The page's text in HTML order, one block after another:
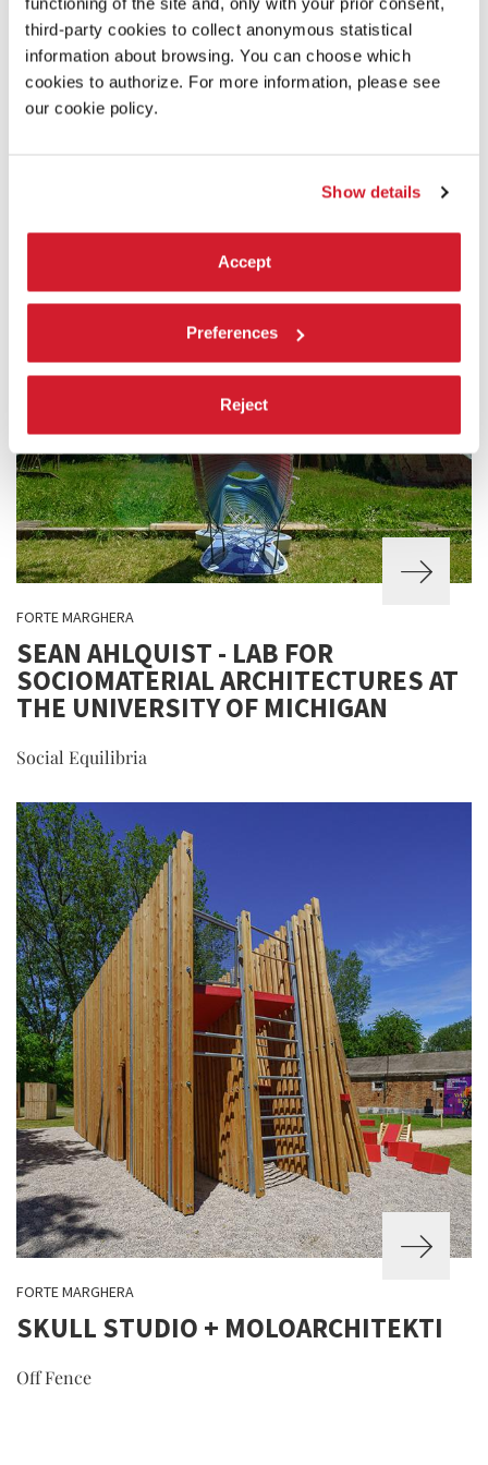
third-party cookies to collect anonymous statistical
information about browsing. You can choose which
cookies to authorize. For more information, please see
our cookie policy.
Show details
Accept
Preferences
Reject
FDEDA
level-313.9
FORTE MARGHERA
SEAN AHLQUIST - LAB FOR
SOCIOMATERIAL ARCHITECTURES AT
THE UNIVERSITY OF MICHIGAN
Social Equilibria
FORTE MARGHERA
SKULL STUDIO + MOLOARCHITEKTI​
Off Fence